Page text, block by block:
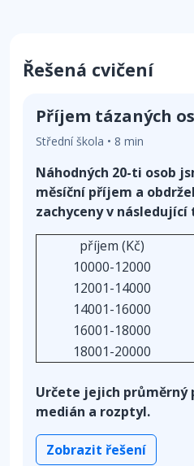
Řešená cvičení
Příjem tázaných
Střední škola • 8 min
Náhodných 20-ti osob
měsíční příjem a
zachyceny v následující
příjem (Kč)
10000-12000
12001-14000
14001-16000
16001-18000
18001-20000
Určete jejich průměrný
medián a rozptyl.
Zobrazit řešení